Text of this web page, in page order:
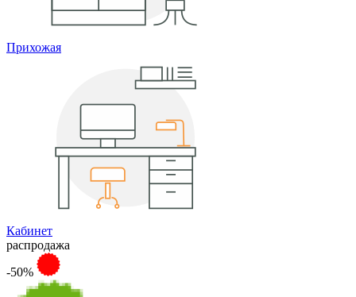
Прихожая
Кабинет
распродажа
-50%